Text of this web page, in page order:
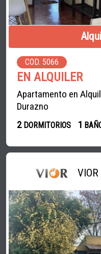
COD. 5066
EN ALQUILER
Apartamento en
Durazno
2DORMITORIOS 1